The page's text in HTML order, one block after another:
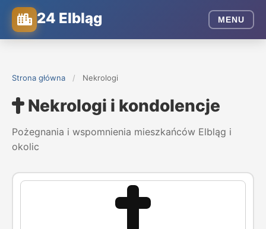
24 Elbląg MENU
Strona główna / Nekrologi
Nekrologi i kondolencje
Pożegnania i wspomnienia mieszkańców Elbląg i
okolic